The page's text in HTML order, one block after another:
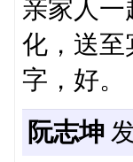
亲家人一
化，送至
字，好。
阮志坤